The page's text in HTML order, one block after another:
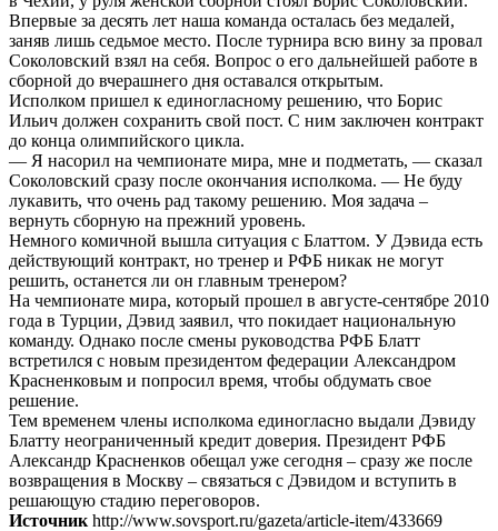
Впервые за десять лет наша команда осталась без медалей,
заняв лишь седьмое место. После турнира всю вину за провал
Соколовский взял на себя. Вопрос о его дальнейшей работе в
сборной до вчерашнего дня оставался открытым.
Исполком пришел к единогласному решению, что Борис
Ильич должен сохранить свой пост. С ним заключен контракт
до конца олимпийского цикла.
— Я насорил на чемпионате мира, мне и подметать, — сказал
Соколовский сразу после окончания исполкома. — Не буду
лукавить, что очень рад такому решению. Моя задача –
вернуть сборную на прежний уровень.
Немного комичной вышла ситуация с Блаттом. У Дэвида есть
действующий контракт, но тренер и РФБ никак не могут
решить, останется ли он главным тренером?
На чемпионате мира, который прошел в августе-сентябре 2010
года в Турции, Дэвид заявил, что покидает национальную
команду. Однако после смены руководства РФБ Блатт
встретился с новым президентом федерации Александром
Красненковым и попросил время, чтобы обдумать свое
решение.
Тем временем члены исполкома единогласно выдали Дэвиду
Блатту неограниченный кредит доверия. Президент РФБ
Александр Красненков обещал уже сегодня – сразу же после
возвращения в Москву – связаться с Дэвидом и вступить в
решающую стадию переговоров.
Источник http://www.sovsport.ru/gazeta/article-item/433669